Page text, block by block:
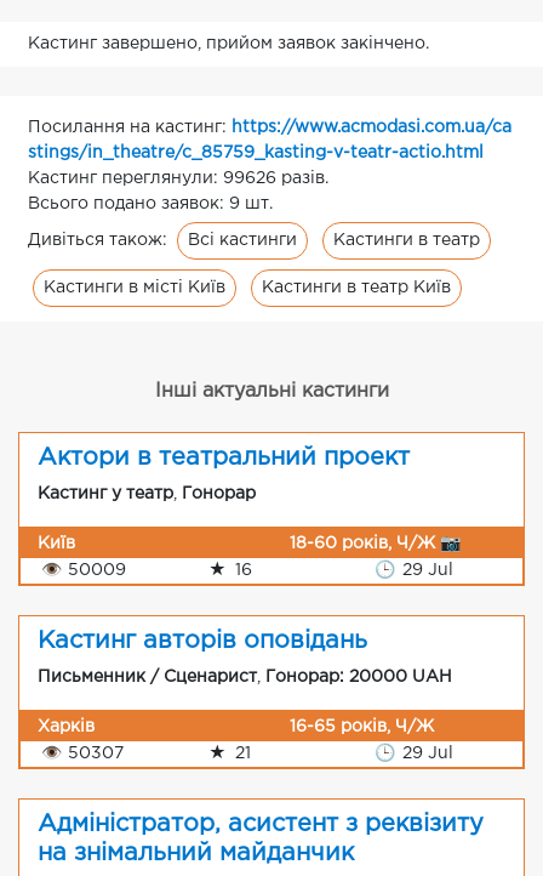
Кастинг завершено, прийом заявок закінчено.
Посилання на кастинг: https://www.acmodasi.com.ua/ca
stings/in_theatre/c_85759_kasting-v-teatr-actio.html
Кастинг переглянули: 99626 разів.
Всього подано заявок: 9 шт.
Дивіться також: Всі кастинги Кастинги в театр
Кастинги в місті Київ Кастинги в театр Київ
Інші актуальні кастинги
Актори в театральний проект
Кастинг у театр Гонорар
Київ
18-60 років, Ч/Ж 📷
👁 50009 ★ 16 🕒 29 Jul
Кастинг авторів оповідань
Письменник / Сценарист, Гонорар: 20000 UAH
Харків
16-65 років, Ч/Ж
👁 50307 ★ 21 🕒 29 Jul
Адміністратор, асистент з реквізиту
на знімальний майданчик